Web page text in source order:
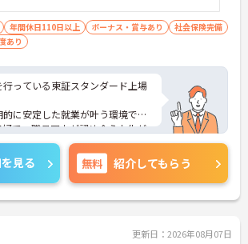
年間休日110日以上 ボーナス・賞与あり
社会保険完備
あり
っている東証スタンダード上場
に安定した就業が叶う環境で
で、職員同士が認め合う文化が
、面接対策ポイントなど、さら
すのでお気軽にご相談くださ
見る 無料 紹介してもらう
更新日：2026年08月07日